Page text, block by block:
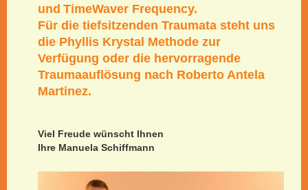
und TimeWaver Frequency.
Für die tiefsitzenden Traumata steht uns
die Phyllis Krystal Methode zur
Verfügung oder die hervorragende
Traumaauflösung nach Roberto Antela
Martinez.
Viel Freude wünscht Ihnen
Ihre Manuela Schiffmann